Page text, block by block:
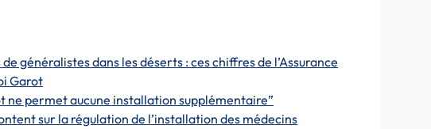
généralistes dans les déserts : ces chiffres de l’Assurance
Garot
ne permet aucune installation supplémentaire”
sur la régulation de l’installation des médecins